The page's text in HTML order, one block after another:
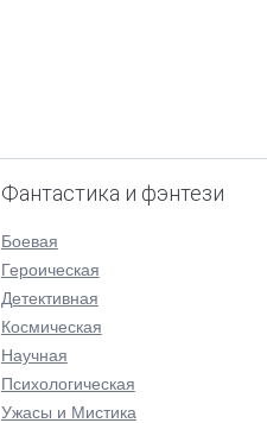
Фантастика и фэнтези
Боевая
Героическая
Детективная
Космическая
Научная
Психологическая
Ужасы и Мистика